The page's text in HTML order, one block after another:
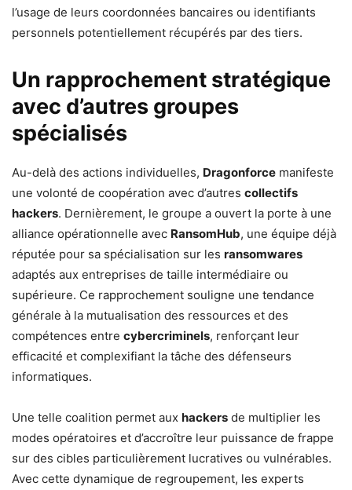
l’usage de leurs coordonnées bancaires ou identifiants
personnels potentiellement récupérés par des tiers.
Un rapprochement stratégique
avec d’autres groupes
spécialisés
Au-delà des actions individuelles, Dragonforce manifeste
une volonté de coopération avec d’autres collectifs
hackers. Dernièrement, le groupe a ouvert la porte à une
alliance opérationnelle avec RansomHub, une équipe déjà
réputée pour sa spécialisation sur les ransomwares
adaptés aux entreprises de taille intermédiaire ou
supérieure. Ce rapprochement souligne une tendance
générale à la mutualisation des ressources et des
compétences entre cybercriminels, renforçant leur
efficacité et complexifiant la tâche des défenseurs
informatiques.
Une telle coalition permet aux hackers de multiplier les
modes opératoires et d’accroître leur puissance de frappe
sur des cibles particulièrement lucratives ou vulnérables.
Avec cette dynamique de regroupement, les experts